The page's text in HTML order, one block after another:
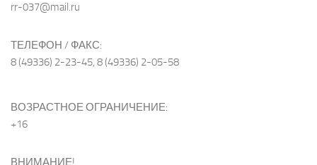
rr-037@mail.ru
ТЕЛЕФОН / ФАКС:
8 (49336) 2-23-45, 8 (49336) 2-05-58
ВОЗРАСТНОЕ ОГРАНИЧЕНИЕ:
+16
ВНИМАНИЕ!